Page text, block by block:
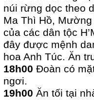
núi rừng dọc theo
Ma Thì Hồ,
của các dân tộc
đây được mệnh
hoa Anh Túc. Ăn
18h00 Đoàn có
ngơi.
19h00 Ăn tối tại